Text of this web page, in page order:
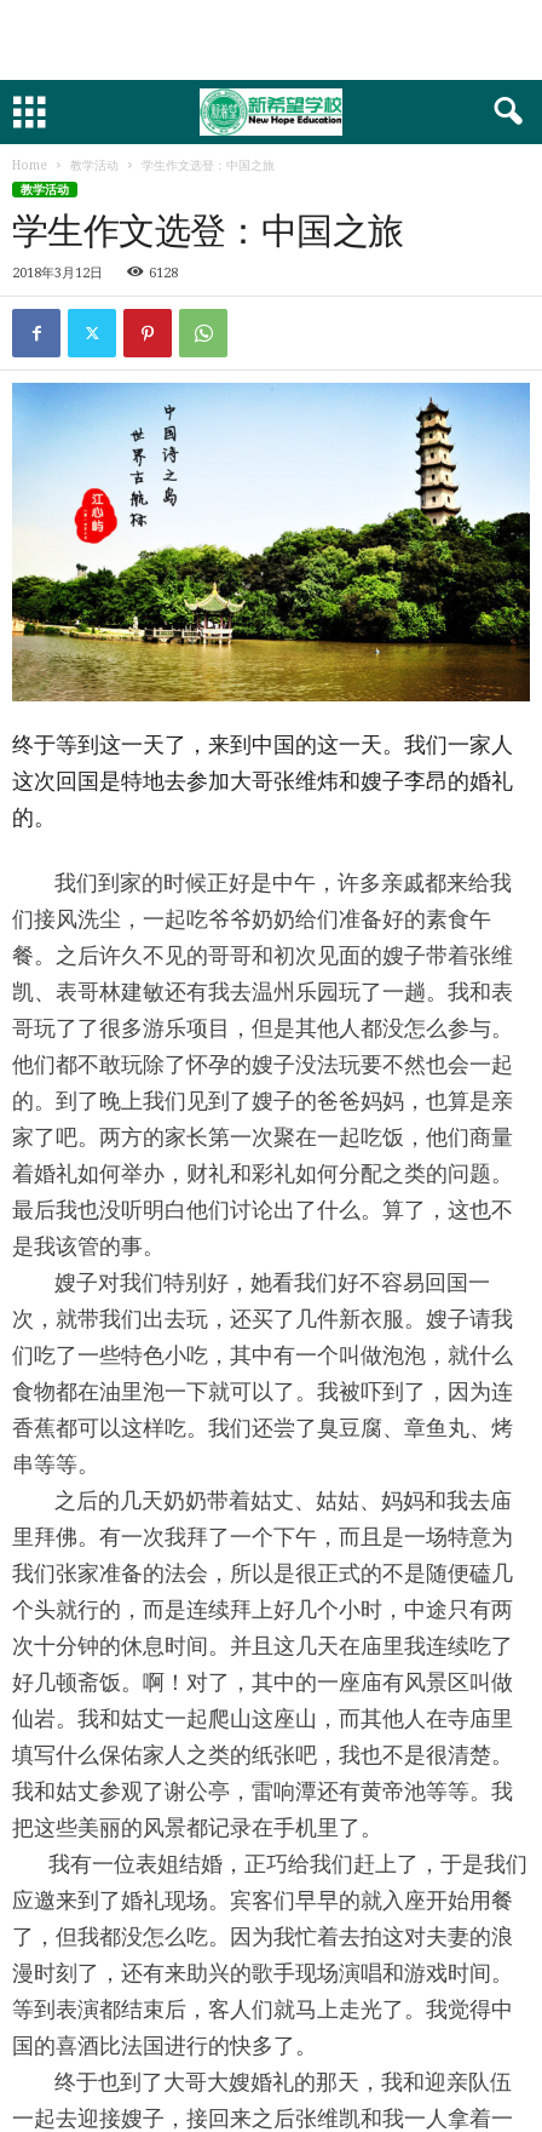
Home 教学活动
学生作文选登：中国之旅
教学活动
学生作文选登：中国之旅
2018年3月12日 6128
终于等到这一天了，来到中国的这一天。我们一家人
这次回国是特地去参加大哥张维炜和嫂子李昂的婚礼
的。
我们到家的时候正好是中午，许多亲戚都来给我
们接风洗尘，一起吃爷爷奶奶给们准备好的素食午
餐。之后许久不见的哥哥和初次见面的嫂子带着张维
凯、表哥林建敏还有我去温州乐园玩了一趟。 我和表
哥玩了了很多游乐项目，但是其他人都没怎么参与。
他们都不敢玩除了怀孕的嫂子没法玩要不然也会一起
的。到了晚上我们见到了嫂子的爸爸妈妈，也算是亲
家了吧。两方的家长第一次聚在一起吃饭 ，他们商量
着婚礼如何举办，财礼和彩礼如何分配之类的问题。
最后我也没听明白他们讨论出了什么。算了，这也不
是我该管的事。
嫂子对我们特别好，她看我们好不容易回国一
次， 就带我们出去玩，还买了几件新衣服。 嫂子请我
们吃了一些特色小吃，其中有一个叫做泡泡， 就什么
食物都在油里泡一下就可以了。我被吓到了， 因为连
香蕉都可以这样吃。我们还尝了臭豆腐、章鱼丸、烤
串等等。
之后的几天奶奶带着姑丈、姑姑、妈妈和我去庙
里拜佛。 有一次我拜了一个下午，而且是一场特意为
我们张家准备的法会， 所以是很正式的不是随便磕几
个头就行的， 而是连续拜上好几个小时，中途只有两
次十分钟的休息时间。并且这 几天在庙里我连续吃了
好几顿斋饭。啊！对了，其中的一座庙有风景区叫做
仙岩。我和姑丈一起爬山这座山，而其他人在寺庙里
填写什么保佑家人之类的纸张吧，我也不是很清楚。
我和姑丈参观了谢公亭， 雷响潭还有黄帝池等等。我
把这些美丽的风景都记录在手机里了。
我有一位表姐结婚，正巧给我们赶上了，于是我们
应邀来到了婚礼现场。宾客们早早的就入座开始用餐
了，但我都没怎么吃。
因为我忙着去拍这对夫妻的浪
漫时刻了，还有来助兴的歌手现场演唱和游戏时间。
等到表演都结束后，客人们就马上走光了。 我觉得中
国的喜酒比法国进行的快多了。
终于也到了大哥大嫂婚礼的那天，我和迎亲队伍
一起去迎接嫂子， 接回来之后张维凯和我一人拿着一